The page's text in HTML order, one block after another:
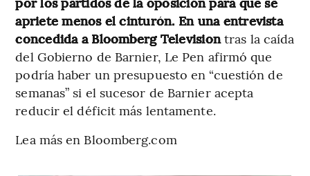
apriete menos el cinturón. En una entrevista
concedida a Bloomberg Televisiontras la caída
del Gobierno de Barnier, Le Pen afirmó que
podría haber un presupuesto en “cuestión de
semanas” si el sucesor de Barnier acepta
reducir el déficit más lentamente.
Lea más en Bloomberg.com